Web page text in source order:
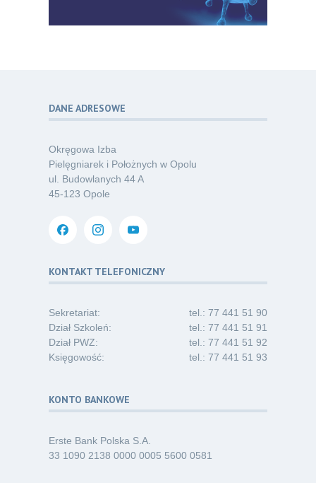
06
Poza sezonem, poza schematem –
o nowym spojrzeniu na profilaktykę
03
Oferta pracy – pielęgniarka/pielęgniarz
06.26
i absolwentów pielęgniarstwa
Kategoria:Komunikaty
DANE ADRESOWE
Okręgowa Izba
Pielęgniarek i Położnych w Opolu
ul. Budowlanych 44 A
45-123 Opole
KONTAKT TELEFONICZNY
Sekretariat:
tel.: 77 441 51 90
Dział Szkoleń:
tel.: 77 441 51 91
Dział PWZ:
tel.: 77 441 51 92
Księgowość:
tel.: 77 441 51 93
KONTO BANKOWE
Erste Bank Polska S.A.
33 1090 2138 0000 0005 5600 0581